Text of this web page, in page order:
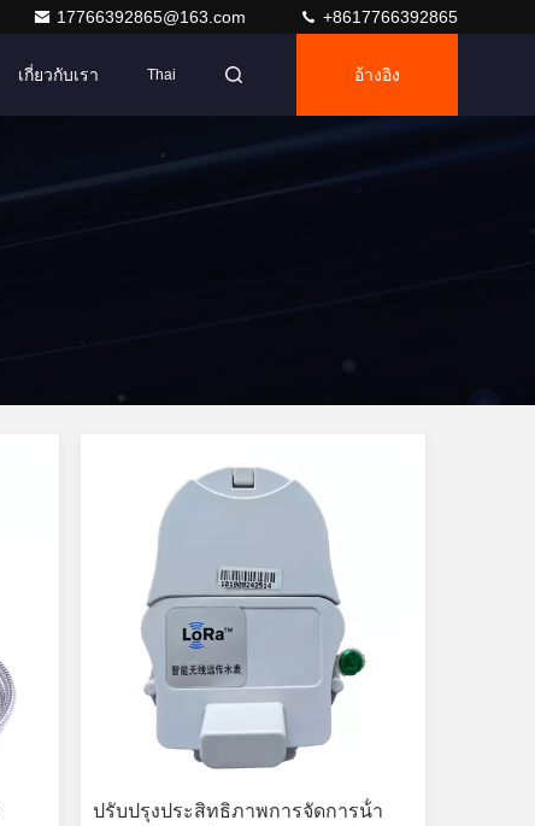
17766392865@163.com +8617766392865
เกี่ยวกับเรา Thai อ้างอิง
ปรับปรุงประสิทธิภาพการจัดการน้ํา